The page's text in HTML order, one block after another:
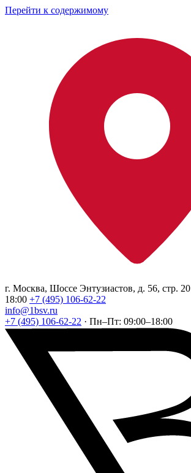
Перейти к содержимому
г. Москва, Шоссе Энтузиастов, д. 56, стр. 20
18:00 +7 (495) 106-62-22
info@1bsv.ru
+7 (495) 106-62-22 · Пн–Пт: 09:00–18:00